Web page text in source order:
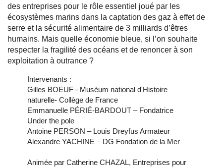
des entreprises pour le rôle essentiel joué par les
écosystèmes marins dans la captation des gaz à effet de
serre et la sécurité alimentaire de 3 milliards d’êtres
humains. Mais quelle économie bleue, si l’on souhaite
respecter la fragilité des océans et de renoncer à son
exploitation à outrance ?
Intervenants :
Gilles BOEUF - Muséum national d'Histoire
naturelle- Collège de France
Emmanuelle PÉRIÉ-BARDOUT – Fondatrice
Under the pole
Antoine PERSON – Louis Dreyfus Armateur
Alexandre YACHINE – DG Fondation de la Mer
Animée par Catherine CHAZAL, Entreprises pour